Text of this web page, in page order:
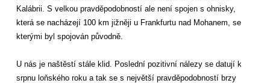
Kalábrii. S velkou pravděpodobností ale není spojen s ohnisky,
která se nacházejí 100 km jižněji u Frankfurtu nad Mohanem, se
kterými byl spojován původně.
U nás je naštěstí stále klid. Poslední pozitivní nálezy se datují k
srpnu loňského roku a tak se s největší pravděpodobností brzy